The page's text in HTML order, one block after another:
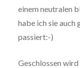
einem neutralen
habe ich sie auch
passiert:-)
Geschlossen